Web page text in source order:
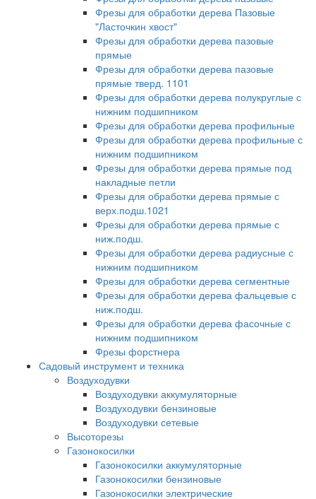
Фрезы для обработки дерева Пазовые
"Ласточкин хвост"
Фрезы для обработки дерева пазовые
прямые
Фрезы для обработки дерева пазовые
прямые тверд. 1101
Фрезы для обработки дерева полукруглые с
нижним подшипником
Фрезы для обработки дерева профильные
Фрезы для обработки дерева профильные с
нижним подшипником
Фрезы для обработки дерева прямые под
накладные петли
Фрезы для обработки дерева прямые с
верх.подш.1021
Фрезы для обработки дерева прямые с
ниж.подш.
Фрезы для обработки дерева радиусные с
нижним подшипником
Фрезы для обработки дерева сегментные
Фрезы для обработки дерева фальцевые с
ниж.подш.
Фрезы для обработки дерева фасочные с
нижним подшипником
Фрезы форстнера
Садовый инструмент и техника
Воздуходувки
Воздуходувки аккумуляторные
Воздуходувки бензиновые
Воздуходувки сетевые
Высоторезы
Газонокосилки
Газонокосилки аккумуляторные
Газонокосилки бензиновые
Газонокосилки электрические